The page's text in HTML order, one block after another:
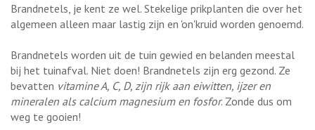
Brandnetels, je kent ze wel. Stekelige prikplanten die over het
algemeen alleen maar lastig zijn en 'on'kruid worden genoemd.
Brandnetels worden uit de tuin gewied en belanden meestal
bij het tuinafval. Niet doen! Brandnetels zijn erg gezond. Ze
bevatten vitamine A, C, D, zijn rijk aan eiwitten, ijzer en
mineralen als calcium magnesium en fosfor. Zonde dus om
weg te gooien!